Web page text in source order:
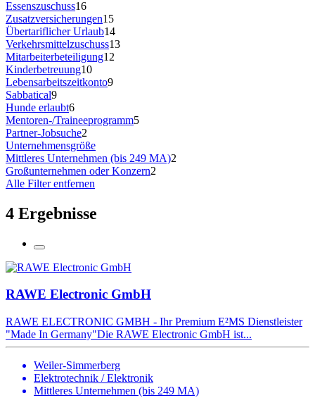
Essenszuschuss16
Zusatzversicherungen15
Übertariflicher Urlaub14
Verkehrsmittelzuschuss13
Mitarbeiterbeteiligung12
Kinderbetreuung10
Lebensarbeitszeitkonto9
Sabbatical9
Hunde erlaubt6
Mentoren-/Traineeprogramm5
Partner-Jobsuche2
Unternehmensgröße
Mittleres Unternehmen (bis 249 MA)2
Großunternehmen oder Konzern2
Alle Filter entfernen
4 Ergebnisse
RAWE Electronic GmbH
RAWE ELECTRONIC GMBH - Ihr Premium E²MS Dienstleister
"Made In Germany"Die RAWE Electronic GmbH ist...
Weiler-Simmerberg
Elektrotechnik / Elektronik
Mittleres Unternehmen (bis 249 MA)